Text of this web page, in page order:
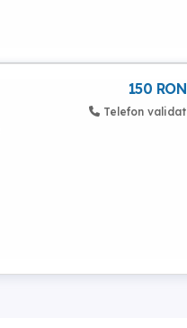
150 RON
Telefon validat